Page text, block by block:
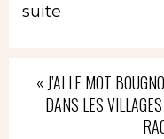
suite
« J’AI LE MOT
DANS LES